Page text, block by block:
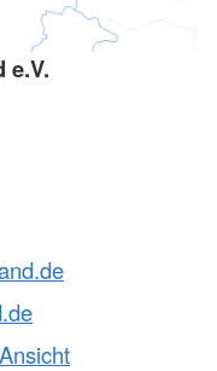
e.V.